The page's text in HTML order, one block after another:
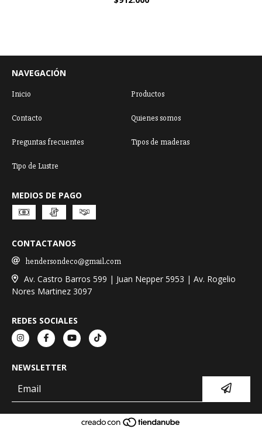
NAVEGACIÓN
Inicio Productos
Contacto Quienes somos
Preguntas frecuentes Tipos de maderas
Tipo de Lustre
MEDIOS DE PAGO
CONTACTANOS
hendersondeco@gmail.com
Av. Castro Barros 599 | Juan Nepper 5953 | Av. Rogelio
Nores Martinez 3097
REDES SOCIALES
NEWSLETTER